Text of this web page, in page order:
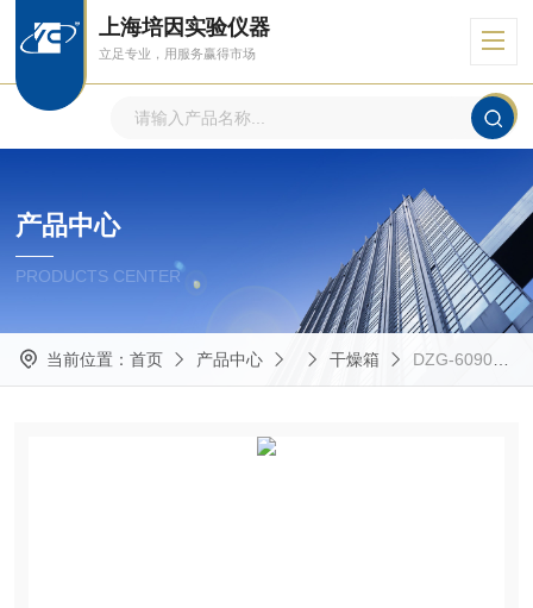
上海培因实验仪器
立足专业，用服务赢得市场
产品中心
PRODUCTS CENTER
当前位置： 首页 产品中心 干燥箱 DZG-6090SADZG-6090SA真空干燥箱（90L含泵）